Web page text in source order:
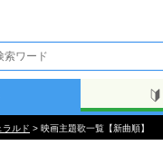
ラルド > 映画主題歌一覧【新曲順】